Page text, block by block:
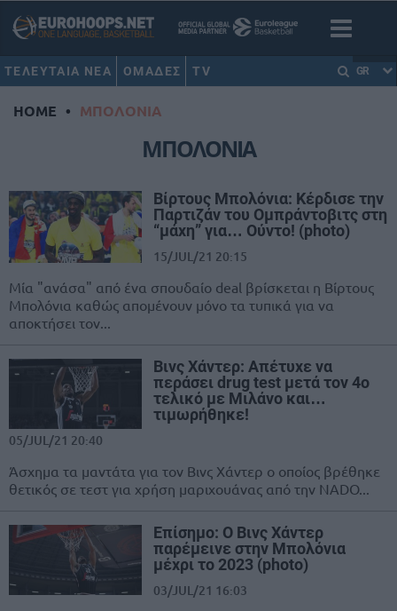
ΤΕΛΕΥΤΑΙΑ ΝΕΑ ΟΜΑΔΕΣ TV GR
HOME • ΜΠΟΛΟΝΙΑ
ΜΠΟΛΟΝΙΑ
Βίρτους Μπολόνια: Κέρδισε την
Παρτιζάν του Ομπράντοβιτς στη
“μάχη” για… Ούντο! (photo)
15/JUL/21 20:15
Μία "ανάσα" από ένα σπουδαίο deal βρίσκεται η Βίρτους
Μπολόνια καθώς απομένουν μόνο τα τυπικά για να
αποκτήσει τον...
Βινς Χάντερ: Απέτυχε να
περάσει drug test μετά τον 4ο
τελικό με Μιλάνο και…
τιμωρήθηκε!
05/JUL/21 20:40
Άσχημα τα μαντάτα για τον Βινς Χάντερ ο οποίος βρέθηκε
θετικός σε τεστ για χρήση μαριχουάνας από την NADO...
Επίσημο: Ο Βινς Χάντερ
παρέμεινε στην Μπολόνια
μέχρι το 2023 (photo)
03/JUL/21 16:03